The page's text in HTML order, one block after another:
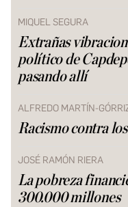
MIQUEL SEGURA
Extrañas
político de
pasando allí
ALFREDO MARTÍN-
Racismo contra
JOSÉ RAMÓN RIERA
La pobreza
300.000 millones